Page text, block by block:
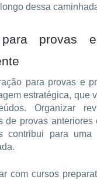
dessa
para provas
para provas e
estratégica, que
Organizar
de provas
contribui para uma
com cursos